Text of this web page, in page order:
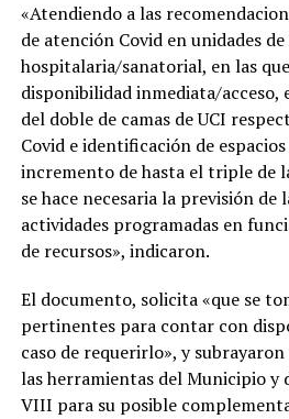
«Atendiendo a las
de atención Covid en unidades
hospitalaria/sanatorial, en las
disponibilidad inmediata/acceso,
del doble de camas de UCI
Covid e identificación de
incremento de hasta el triple de
se hace necesaria la previsión de
actividades programadas en
de recursos», indicaron.
El documento, solicita «que se
pertinentes para contar con
caso de requerirlo», y
las herramientas del Municipio y
VIII para su posible